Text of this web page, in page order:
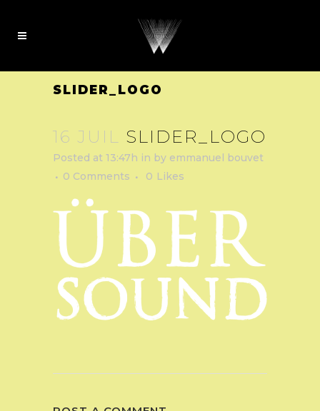
SLIDER_LOGO
16 JUIL SLIDER_LOGO
Posted at 13:47h in by emmanuel bouvet
0 Comments
0 Likes